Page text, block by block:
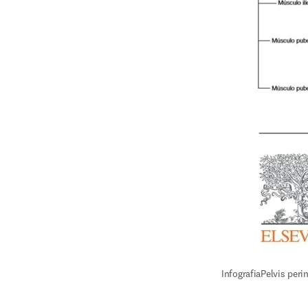
InfografiaPelvis